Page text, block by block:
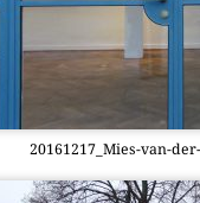
20161217_­Mies-van-